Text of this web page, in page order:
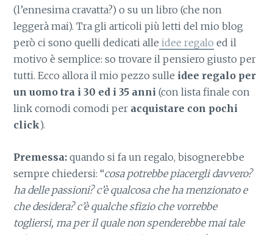
(l’ennesima cravatta?) o su un libro (che non
leggerà mai). Tra gli articoli più letti del mio blog
però ci sono quelli dedicati alle idee regalo ed il
motivo è semplice: so trovare il pensiero giusto per
tutti. Ecco allora il mio pezzo sulle idee regalo per
un uomo tra i 30 ed i 35 anni (con lista finale con
link comodi comodi per acquistare con pochi
click).
Premessa:quando si fa un regalo, bisognerebbe
sempre chiedersi: “cosa potrebbe piacergli davvero?
ha delle passioni? c’è qualcosa che ha menzionato e
che desidera? c’è qualche sfizio che vorrebbe
togliersi, ma per il quale non spenderebbe mai tale